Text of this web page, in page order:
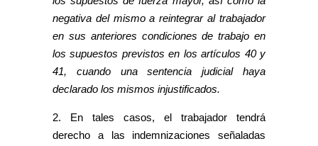
negativa del mismo a reintegrar al trabajador
en sus anteriores condiciones de trabajo en
los supuestos previstos en los artículos 40 y
41, cuando una sentencia judicial haya
declarado los mismos injustificados.
2. En tales casos, el trabajador tendrá
derecho a las indemnizaciones señaladas